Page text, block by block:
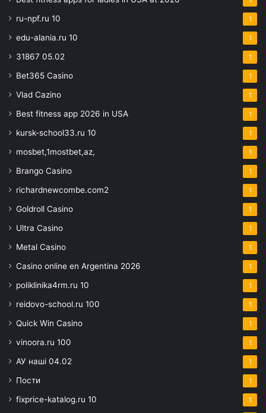
ru-npf.ru 10 1
edu-alania.ru 10 1
31867 05.02 1
Bet365 Casino 1
Vlad Cazino 1
Best fitness app 2026 in USA 1
kursk-school33.ru 10 1
mosbet,1mostbet,az, 1
Brango Casino 1
richardnewcombe.com2 1
Goldroll Casino 1
Ultra Casino 1
Metal Casino 1
Casino online en Argentina 2026 1
poliklinika4rm.ru 10 1
reidovo-school.ru 100 1
Quick Win Casino 1
vinoora.ru 100 1
АУ наші 04.02 1
Пости 1
fixprice-katalog.ru 10 1